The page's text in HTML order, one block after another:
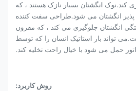
کند.نوک انگشتان بسیار نازک هستند ، که
انگشتان می شود.طراحی سفت کننده
انگشتان جلوگیری می کند ، که مقرون
تواند بار استاتیک انسان را که توسط
حمل می شود با خیال راحت تخلیه کند.
روش کاربرد: